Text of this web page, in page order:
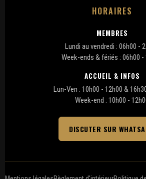
HORAIRES
MEMBRES
Lundi au vendredi : 06h00 -
Week-ends & fériés : 06h00 -
ACCUEIL & INFOS
Lun-Ven : 10h00 - 12h00 &
Week-end : 10h00 -
DISCUTER SUR